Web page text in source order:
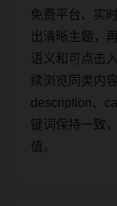
免费平台、实
出清晰主题，
语义和可点击
续浏览同类内
description、
键词保持一致
值。